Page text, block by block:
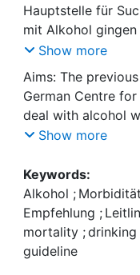
Hauptstelle für
mit Alkohol
risikoarmen
ist, diese
erfolgte eine
Literatur
Alkoholkonsum
Morbidität und
abgeleiteten
gesamten
Vorstand der
Ergebnisse: Ein
Show more
Aims: The
German Centre
deal with alcohol
limits. The aim of
the current
alcohol
morbidity and
working group of
of the DHS. The
Show more
Keywords:
Alkohol ; Morbidität
Empfehlung ;
mortality ;
guideline